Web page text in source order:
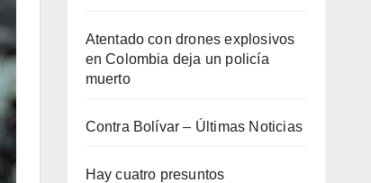
Atentado con drones explosivos
en Colombia deja un policía
muerto
Contra Bolívar – Últimas Noticias
Hay cuatro presuntos